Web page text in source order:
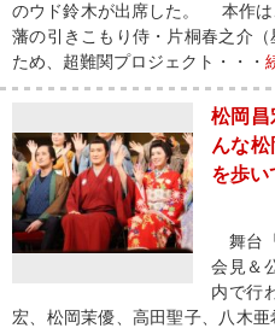
のウド鈴木が出席した。 本作は
藩の引きこもり侍・片桐春之介
ため、超難関プロジェクト・・・
松岡昌
んな
を歩い
舞台
会見＆
内で行
宏、松岡茉優、高田聖子、八木